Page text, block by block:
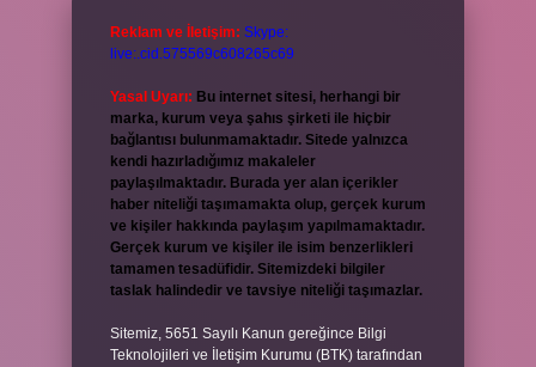
Reklam ve İletişim: Skype:
live:.cid.575569c608265c69
Yasal Uyarı: Bu internet sitesi, herhangi bir
marka, kurum veya şahıs şirketi ile hiçbir
bağlantısı bulunmamaktadır. Sitede yalnızca
kendi hazırladığımız makaleler
paylaşılmaktadır. Burada yer alan içerikler
haber niteliği taşımamakta olup, gerçek kurum
ve kişiler hakkında paylaşım yapılmamaktadır.
Gerçek kurum ve kişiler ile isim benzerlikleri
tamamen tesadüfidir. Sitemizdeki bilgiler
taslak halindedir ve tavsiye niteliği taşımazlar.
Sitemiz, 5651 Sayılı Kanun gereğince Bilgi
Teknolojileri ve İletişim Kurumu (BTK) tarafından